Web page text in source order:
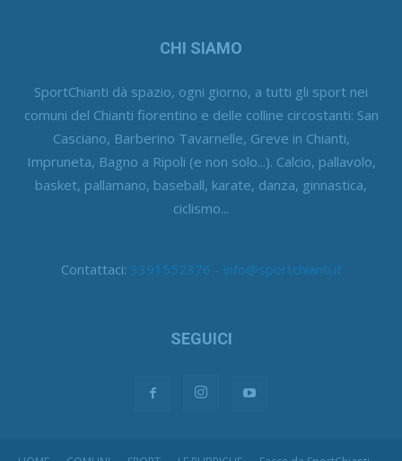
CHI SIAMO
SportChianti dà spazio, ogni giorno, a tutti gli sport nei
comuni del Chianti fiorentino e delle colline circostanti: San
Casciano, Barberino Tavarnelle, Greve in Chianti,
Impruneta, Bagno a Ripoli (e non solo...). Calcio, pallavolo,
basket, pallamano, baseball, karate, danza, ginnastica,
ciclismo...
Contattaci: 3391552376 - info@sportchianti.it
SEGUICI